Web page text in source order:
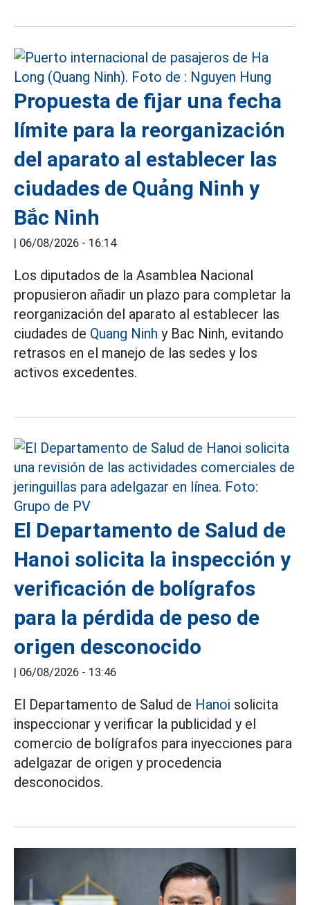
Propuesta de fijar una fecha
límite para la reorganización
del aparato al establecer las
ciudades de Quảng Ninh y
Bắc Ninh
| 06/08/2026 - 16:14
Los diputados de la Asamblea Nacional
propusieron añadir un plazo para completar la
reorganización del aparato al establecer las
ciudades de Quang Ninh y Bac Ninh, evitando
retrasos en el manejo de las sedes y los
activos excedentes.
El Departamento de Salud de
Hanoi solicita la inspección y
verificación de bolígrafos
para la pérdida de peso de
origen desconocido
| 06/08/2026 - 13:46
El Departamento de Salud de Hanoi solicita
inspeccionar y verificar la publicidad y el
comercio de bolígrafos para inyecciones para
adelgazar de origen y procedencia
desconocidos.